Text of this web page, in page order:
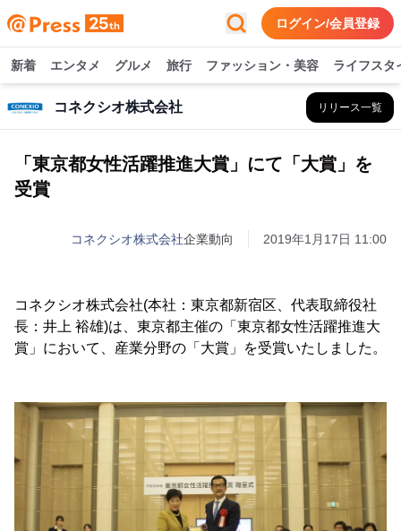
ログイン/会員登録
新着 エンタメ グルメ 旅行 ファッション・美容 ライフスタ
コネクシオ株式会社 リリース一覧
「東京都女性活躍推進大賞」にて「大賞」を
受賞
コネクシオ株式会社企業動向 2019年1月17日 11:00
コネクシオ株式会社(本社：東京都新宿区、代表取締役社
長：井上 裕雄)は、東京都主催の「東京都女性活躍推進大
賞」において、産業分野の「大賞」を受賞いたしました。